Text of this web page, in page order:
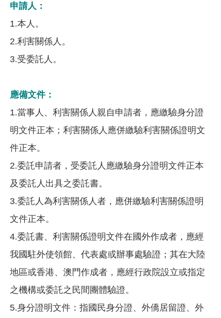
申請人：
1.本人。
2.利害關係人。
3.受委託人。
應備文件：
1.當事人、利害關係人親自申請者，應繳驗身分證
明文件正本；利害關係人應併繳驗利害關係證明文
件正本。
2.委託申請者，受委託人應繳驗身分證明文件正本
及委託人出具之委託書。
3.委託人為利害關係人者，應併繳驗利害關係證明
文件正本。
4.委託書、利害關係證明文件在國外作成者，應經
我國駐外使領館、代表處或辦事處驗證；其在大陸
地區或香港、澳門作成者，應經行政院設立或指定
之機構或委託之民間團體驗證。
5.身分證明文件：指國民身分證、外僑居留證、外